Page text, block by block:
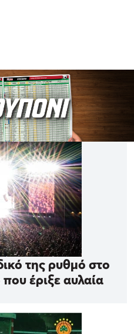
της ρυθμό στο
έριξε αυλαία